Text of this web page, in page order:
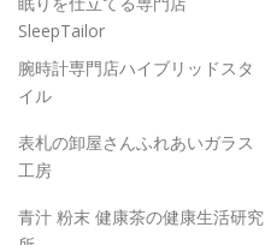
SleepTailor
腕時計専門店ハイブリッドスタ
イル
表札の卸屋さんふれあいガラス
工房
青汁 粉末 健康茶の健康生活研究